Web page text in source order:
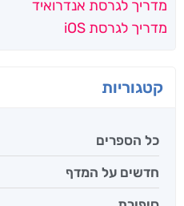
מדריך לגרסת אנדרואיד
מדריך לגרסת iOS
קטגוריות
כל הספרים
חדשים על המדף